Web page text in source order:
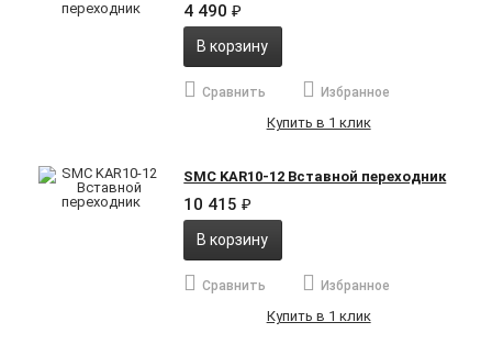
4 490₽
В корзину
Сравнить Избранное
Купить в 1 клик
SMC KAR10-12 Вставной переходник
10 415₽
В корзину
Сравнить Избранное
Купить в 1 клик